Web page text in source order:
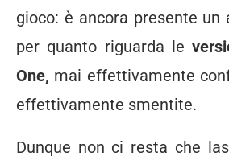
gioco: è ancora presente
per quanto riguarda le
One, mai effettivamente
effettivamente smentite.
Dunque non ci resta che